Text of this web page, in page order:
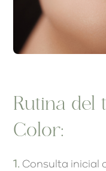
Rutina del
Color:
1. Consulta inicial